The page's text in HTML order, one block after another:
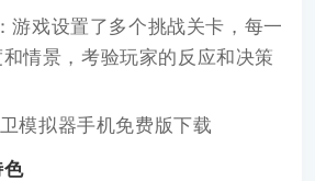
游戏设置了多个挑战关卡，每一
情景，考验玩家的反应和决策
色